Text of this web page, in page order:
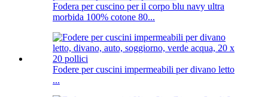
Fodera per cuscino per il corpo blu navy ultra
morbida 100% cotone 80...
Fodere per cuscini impermeabili per divano letto
...